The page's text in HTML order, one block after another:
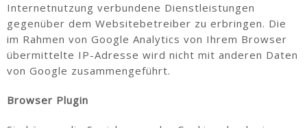
Internetnutzung verbundene Dienstleistungen
gegenüber dem Websitebetreiber zu erbringen. Die
im Rahmen von Google Analytics von Ihrem Browser
übermittelte IP-Adresse wird nicht mit anderen Daten
von Google zusammengeführt.
Browser Plugin